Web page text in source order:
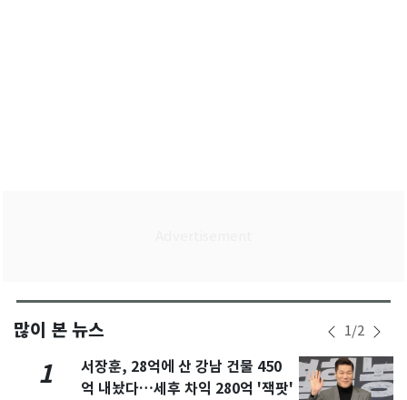
많이 본 뉴스 1/2
1
서장훈, 28억에 산 강남 건물 450
억 내놨다…세후 차익 280억 '잭팟'